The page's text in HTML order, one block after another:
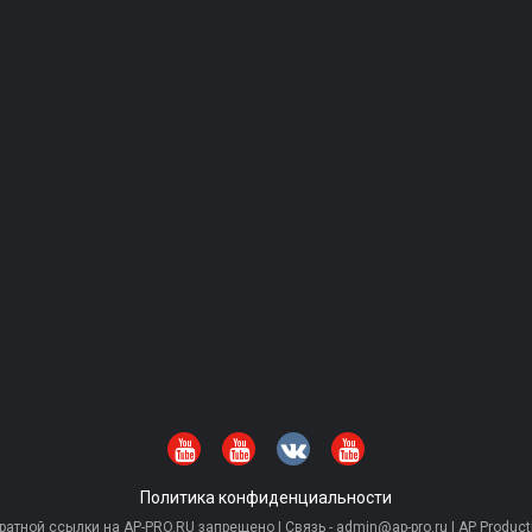
Политика конфиденциальности
ссылки на AP-PRO.RU запрещено | Связь - admin@ap-pro.ru | AP